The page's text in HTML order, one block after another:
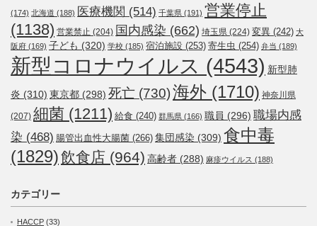
(174) 北海道 (188) 医療機関 (514) 千葉県 (191) 営業停止
(1138) 営業禁止 (204) 国内感染 (662) 埼玉県 (224) 変異 (242) 大
阪府 (169) 子ども (320) 学校 (185) 宿泊施設 (253) 寄生虫 (254) 弁当 (189)
新型コロナウイルス (4543) 新型肺
炎 (310) 東京都 (298) 死亡 (730)海外 (1710) 神奈川県
(207) 細菌 (1211) 給食 (240) 群馬県 (166) 職員 (296) 職場内感
染 (468) 腸管出血性大腸菌 (266) 集団感染 (309) 食中毒
(1829)飲食店 (964) 高齢者 (288) 麻疹ウイルス (188)
カテゴリー
HACCP (33)